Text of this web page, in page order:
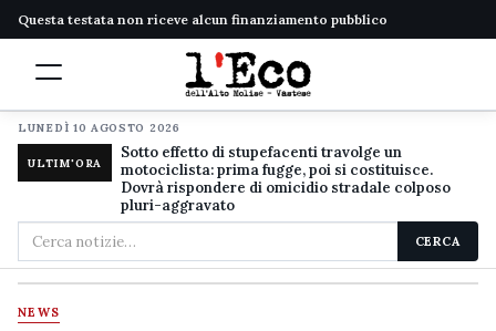
Questa testata non riceve alcun finanziamento pubblico
LUNEDÌ 10 AGOSTO 2026
ULTIM'ORA
Sotto effetto di stupefacenti travolge un
motociclista: prima fugge, poi si costituisce.
Dovrà rispondere di omicidio stradale colposo
pluri-aggravato
Cerca
nel
sito
CERCA
NEWS